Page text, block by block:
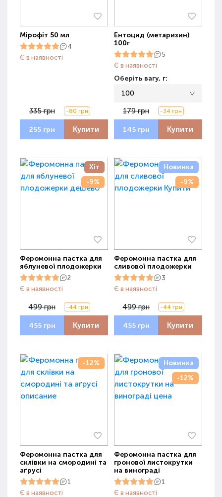
Мірофіт 50 мл
4
Є в наявності
335 грн -80 грн
255 грн Купити
Ентоцид (метаризин)
100г
5
Є в наявності
Оберіть вагу, г:
100
179 грн -34 грн
145 грн Купити
Хіт
-9%
Феромонна пастка для
яблуневої плодожерки
2
Є в наявності
499 грн -44 грн
455 грн Купити
Новинка
-9%
Феромонна пастка для
сливової плодожерки
3
Є в наявності
499 грн -44 грн
455 грн Купити
-12%
Феромонна пастка для
склівки на смородині та
аґрусі
1
Є в наявності
Новинка
-12%
Феромонна пастка для
гронової листокрутки
на винограді
1
Є в наявності